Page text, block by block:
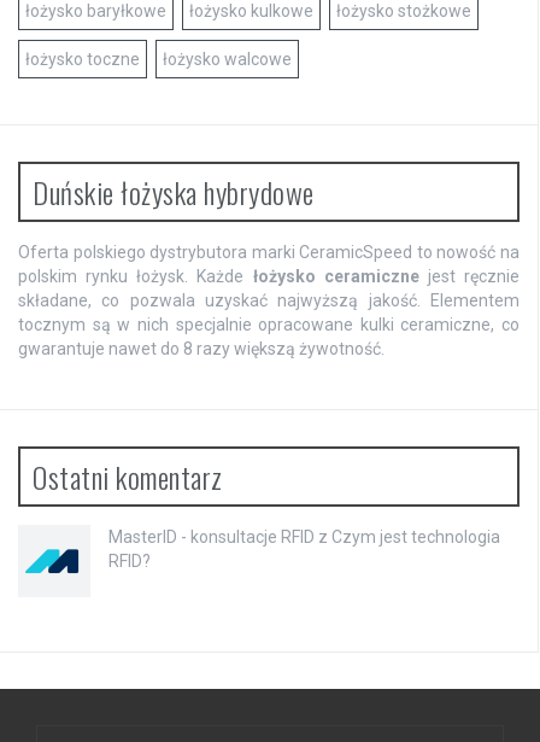
łożysko baryłkowe łożysko kulkowe łożysko stożkowe
łożysko toczne łożysko walcowe
Duńskie łożyska hybrydowe
Oferta polskiego dystrybutora marki CeramicSpeed to nowość na
polskim rynku łożysk. Każde łożysko ceramicznejest ręcznie
składane, co pozwala uzyskać najwyższą jakość. Elementem
tocznym są w nich specjalnie opracowane kulki ceramiczne, co
gwarantuje nawet do 8 razy większą żywotność.
Ostatni komentarz
MasterID - konsultacje RFID z Czym jest technologia
RFID?